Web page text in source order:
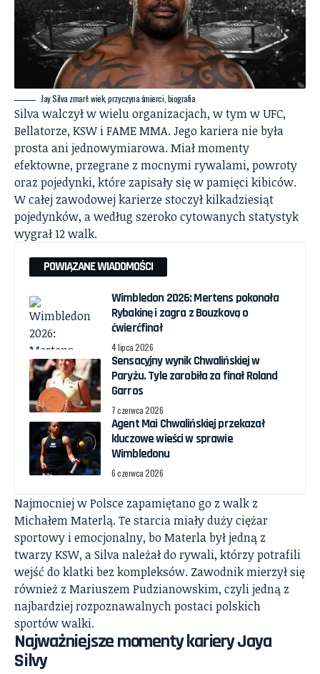
Jay Silva zmarł: wiek, przyczyna śmierci, biografia
Silva walczył w wielu organizacjach, w tym w UFC,
Bellatorze, KSW i FAME MMA. Jego kariera nie była
prosta ani jednowymiarowa. Miał momenty
efektowne, przegrane z mocnymi rywalami, powroty
oraz pojedynki, które zapisały się w pamięci kibiców.
W całej zawodowej karierze stoczył kilkadziesiąt
pojedynków, a według szeroko cytowanych statystyk
wygrał 12 walk.
POWIĄZANE WIADOMOŚCI
Wimbledon 2026: Mertens pokonała
Rybakinę i zagra z Bouzkovą o
ćwierćfinał
4 lipca 2026
Sensacyjny wynik Chwalińskiej w
Paryżu. Tyle zarobiła za finał Roland
Garros
7 czerwca 2026
Agent Mai Chwalińskiej przekazał
kluczowe wieści w sprawie
Wimbledonu
6 czerwca 2026
Najmocniej w Polsce zapamiętano go z walk z
Michałem Materlą. Te starcia miały duży ciężar
sportowy i emocjonalny, bo Materla był jedną z
twarzy KSW, a Silva należał do rywali, którzy potrafili
wejść do klatki bez kompleksów. Zawodnik mierzył się
również z Mariuszem Pudzianowskim, czyli jedną z
najbardziej rozpoznawalnych postaci polskich
sportów walki.
Najważniejsze momenty kariery Jaya
Silvy